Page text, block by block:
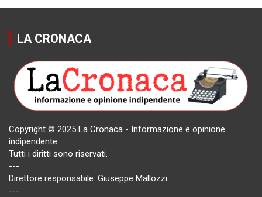
LA CRONACA
Copyright © 2025 La Cronaca - Informazione e opinione
indipendente
Tutti i diritti sono riservati.
---
Direttore responsabile: Giuseppe Mallozzi
---